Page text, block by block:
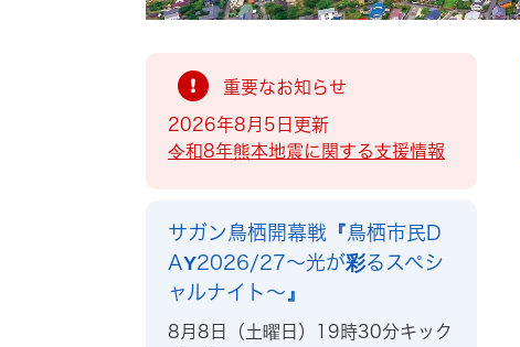
重要なお知らせ
2026年8月5日更新
令和8年熊本地震に関する支援情報
サガン鳥栖開幕戦『鳥栖市民D
AY2026/27～光が彩るスペシ
ャルナイト～』
8月8日（土曜日）19時30分キック